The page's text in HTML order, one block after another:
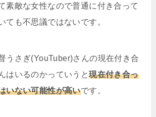
素敵な女性なので普通に付き合って
ても不思議ではないです。
うさぎ(YouTuber)さんの現在付き合
はいるのかっていうと現在付き合っ
いない可能性が高いです。